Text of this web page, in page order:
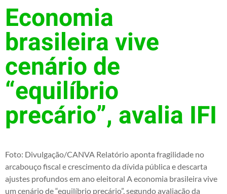
Economia
brasileira vive
cenário de
“equilíbrio
precário”, avalia IFI
Foto: Divulgação/CANVA Relatório aponta fragilidade no
arcabouço fiscal e crescimento da dívida pública e descarta
ajustes profundos em ano eleitoral A economia brasileira vive
um cenário de “equilíbrio precário”, segundo avaliação da